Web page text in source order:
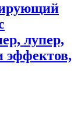
лупер,
эффектов,